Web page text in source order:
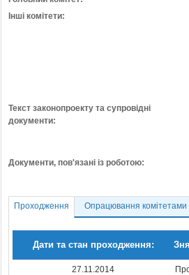
Інші комітети:
Текст законопроекту та супровідні
документи:
Документи, пов'язані із роботою:
Проходження Опрацювання комітетами
Дати та стан проходження:
27.11.2014